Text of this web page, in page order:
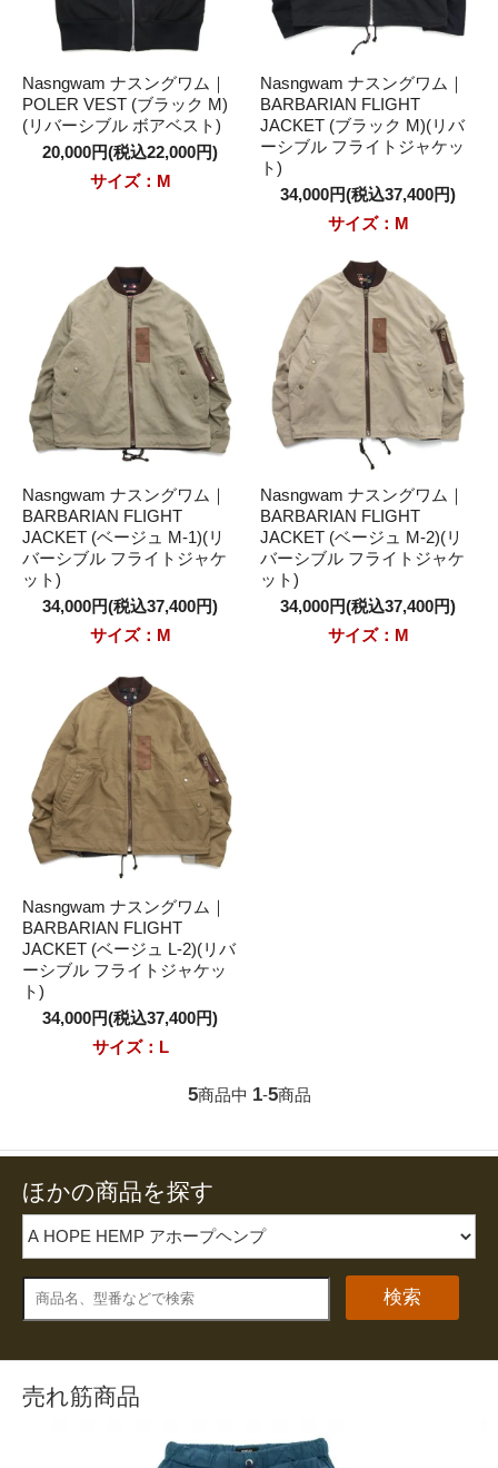
Nasngwam ナスングワム｜
POLER VEST (ブラック M)
(リバーシブル ボアベスト)
20,000円(税込22,000円)
サイズ：M
Nasngwam ナスングワム｜
BARBARIAN FLIGHT
JACKET (ブラック M)(リバ
ーシブル フライトジャケッ
ト)
34,000円(税込37,400円)
サイズ：M
Nasngwam ナスングワム｜
BARBARIAN FLIGHT
JACKET (ベージュ M-1)(リ
バーシブル フライトジャケ
ット)
34,000円(税込37,400円)
サイズ：M
Nasngwam ナスングワム｜
BARBARIAN FLIGHT
JACKET (ベージュ M-2)(リ
バーシブル フライトジャケ
ット)
34,000円(税込37,400円)
サイズ：M
Nasngwam ナスングワム｜
BARBARIAN FLIGHT
JACKET (ベージュ L-2)(リバ
ーシブル フライトジャケッ
ト)
34,000円(税込37,400円)
サイズ：L
5商品中 1-5商品
ほかの商品を探す
検索
売れ筋商品